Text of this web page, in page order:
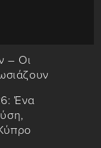
– Οι
Ένα